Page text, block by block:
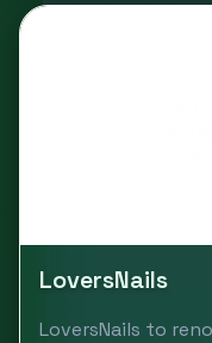
LoversNails
LoversNails to